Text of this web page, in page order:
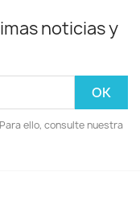
noticias y
ello, consulte nuestra